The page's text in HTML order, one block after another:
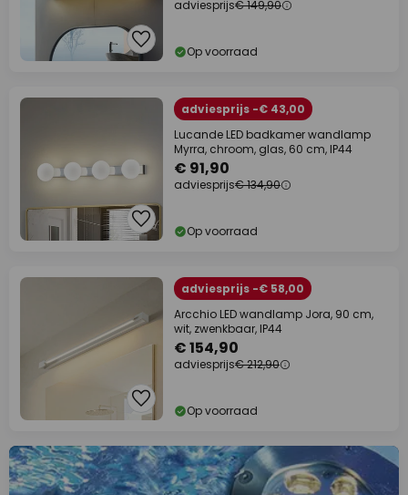
adviesprijs€ 149,90
Op voorraad
adviesprijs -€ 43,00
Lucande LED badkamer wandlamp
Myrra, chroom, glas, 60 cm, IP44
€ 91,90
adviesprijs€ 134,90
Op voorraad
adviesprijs -€ 58,00
Arcchio LED wandlamp Jora, 90 cm,
wit, zwenkbaar, IP44
€ 154,90
adviesprijs€ 212,90
Op voorraad